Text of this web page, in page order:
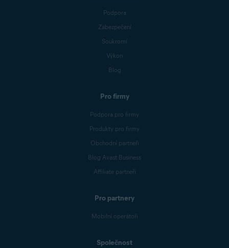
Podpora
Zabezpečení
Soukromí
Výkon
Blog
Pro firmy
Podpora pro firmy
Produkty pro firmy
Obchodní partneři
Blog Avast Business
Affiliate partneři
Pro partnery
Mobilní operátoři
Společnost